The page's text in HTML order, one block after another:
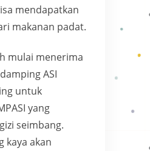
mendapatkan
makanan padat.
mulai menerima
ASI
untuk
yang
seimbang.
kaya akan